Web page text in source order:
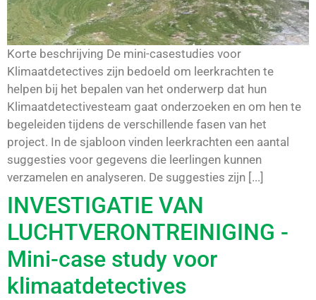
Korte beschrijving De mini-casestudies voor
Klimaatdetectives zijn bedoeld om leerkrachten te
helpen bij het bepalen van het onderwerp dat hun
Klimaatdetectivesteam gaat onderzoeken en om hen te
begeleiden tijdens de verschillende fasen van het
project. In de sjabloon vinden leerkrachten een aantal
suggesties voor gegevens die leerlingen kunnen
verzamelen en analyseren. De suggesties zijn [...]
INVESTIGATIE VAN
LUCHTVERONTREINIGING -
Mini-case study voor
klimaatdetectives